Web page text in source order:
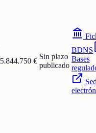
5.844.750 €
Sin plazo
publicado
BDNS
Bases